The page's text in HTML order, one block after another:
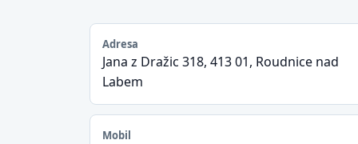
Adresa
Jana z Dražic 318, 413 01, Roudnice nad
Labem
Mobil